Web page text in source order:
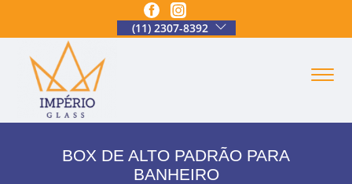
(11) 2307-8392
BOX DE ALTO PADRÃO PARA
BANHEIRO